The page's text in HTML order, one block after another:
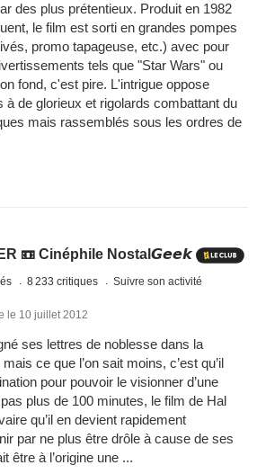
des plus prétentieux. Produit en 1982
le film est sorti en grandes pompes
promo tapageuse, etc.) avec pour
tels que "Star Wars" ou
fond, c'est pire. L'intrigue oppose
de glorieux et rigolards combattant du
mais rassemblés sous les ordres de
📼 Cinéphile Nostal𝙂𝙚𝙚𝙠
8 233 critiques Suivre son activité
le 10 juillet 2012
ses lettres de noblesse dans la
ce que l’on sait moins, c’est qu’il
pour pouvoir le visionner d’une
plus de 100 minutes, le film de Hal
qu’il en devient rapidement
par ne plus être drôle à cause de ses
être à l’origine une ...